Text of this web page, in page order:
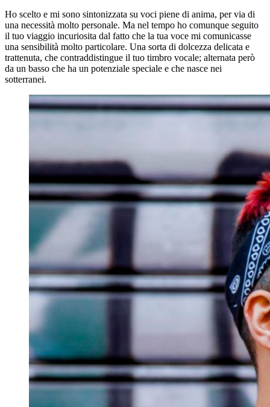
Ho scelto e mi sono sintonizzata su voci piene di anima, per via di
una necessità molto personale. Ma nel tempo ho comunque seguito
il tuo viaggio incuriosita dal fatto che la tua voce mi comunicasse
una sensibilità molto particolare. Una sorta di dolcezza delicata e
trattenuta, che contraddistingue il tuo timbro vocale; alternata però
da un basso che ha un potenziale speciale e che nasce nei
sotterranei.